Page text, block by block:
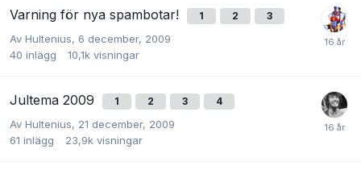
Varning för nya spambotar! 1 2 3
Av Hultenius, 6 december, 2009
40 inlägg 10,1k visningar
Jultema 2009 1 2 3 4
Av Hultenius, 21 december, 2009
61 inlägg 23,9k visningar